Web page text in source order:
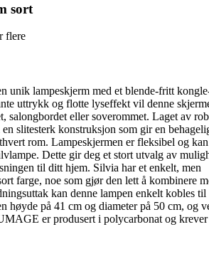
sort
flere
unik lampeskjerm med et blende-fritt
uttrykk og flotte lyseffekt vil denne
salongbordet eller soverommet. Laget av
slitesterk konstruksjon som gir en
rom. Lampeskjermen er fleksibel og
Dette gir deg et stort utvalg av
til ditt hjem. Silvia har et enkelt, men
farge, noe som gjør den lett å kombinere
kan denne lampen enkelt kobles til
høyde på 41 cm og diameter på 50 cm, og
er produsert i polycarbonat og